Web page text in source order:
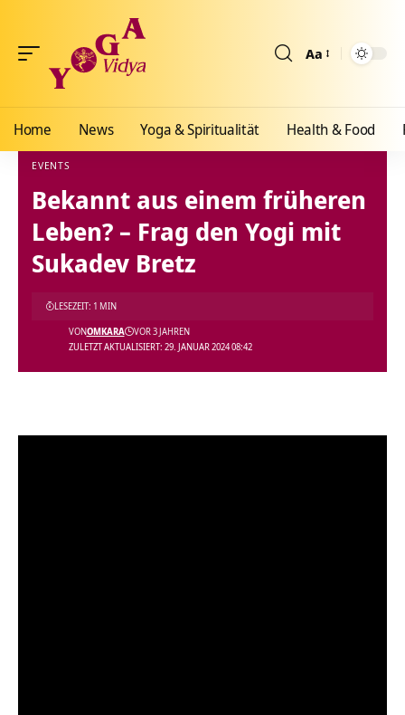
Aa
Home News Yoga & Spiritualität Health & Food
Yoga Vidya Blog - Yoga, Meditation und Ayurveda> Blog>News >Events >Bekannt
EVENTS
Bekannt aus einem früheren
Leben? – Frag den Yogi mit
Sukadev Bretz
ZULETZT AKTUALISIERT: 29. JANUAR 2024 08:42
VONOMKARA VOR 3 JAHREN
LESEZEIT: 1 MIN